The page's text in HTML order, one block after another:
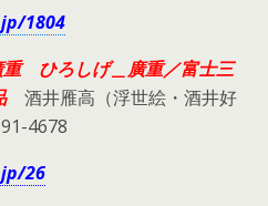
1804
重 ひろしげ＿廣重／富士三
酒井雁高（浮世絵・酒井好
4678
26